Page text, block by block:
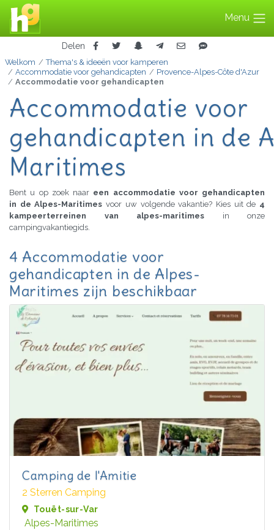
Menu
Delen
Welkom
Thema's & ideeën voor kamperen
Accommodatie voor gehandicapten
Provence-Alpes-Côte d'Azur
Accommodatie voor gehandicapten
Accommodatie voor
gehandicapten in de
Maritimes
Bent u op zoek naar een accommodatie voor gehandicapten
in de Alpes-Maritimesvoor uw volgende vakantie? Kies uit de 4
kampeerterreinen van alpes-maritimes in onze
campingvakantiegids.
4 Accommodatie voor
gehandicapten in de Alpes-
Maritimes zijn beschikbaar
Camping de l'Amitie
2 Sterren Camping
Touët-sur-Var
Alpes-Maritimes